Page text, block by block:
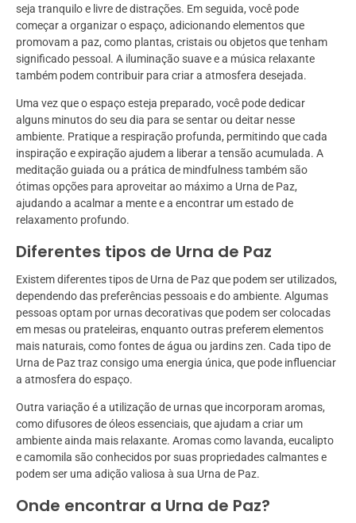
seja tranquilo e livre de distrações. Em seguida, você pode
começar a organizar o espaço, adicionando elementos que
promovam a paz, como plantas, cristais ou objetos que tenham
significado pessoal. A iluminação suave e a música relaxante
também podem contribuir para criar a atmosfera desejada.
Uma vez que o espaço esteja preparado, você pode dedicar
alguns minutos do seu dia para se sentar ou deitar nesse
ambiente. Pratique a respiração profunda, permitindo que cada
inspiração e expiração ajudem a liberar a tensão acumulada. A
meditação guiada ou a prática de mindfulness também são
ótimas opções para aproveitar ao máximo a Urna de Paz,
ajudando a acalmar a mente e a encontrar um estado de
relaxamento profundo.
Diferentes tipos de Urna de Paz
Existem diferentes tipos de Urna de Paz que podem ser utilizados,
dependendo das preferências pessoais e do ambiente. Algumas
pessoas optam por urnas decorativas que podem ser colocadas
em mesas ou prateleiras, enquanto outras preferem elementos
mais naturais, como fontes de água ou jardins zen. Cada tipo de
Urna de Paz traz consigo uma energia única, que pode influenciar
a atmosfera do espaço.
Outra variação é a utilização de urnas que incorporam aromas,
como difusores de óleos essenciais, que ajudam a criar um
ambiente ainda mais relaxante. Aromas como lavanda, eucalipto
e camomila são conhecidos por suas propriedades calmantes e
podem ser uma adição valiosa à sua Urna de Paz.
Onde encontrar a Urna de Paz?